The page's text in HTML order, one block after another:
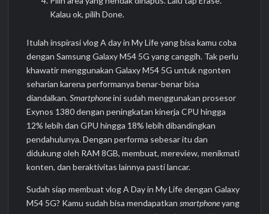
Kalau ok, pilih Done.
Itulah inspirasi vlog A day in My Life yang bisa kamu coba
dengan Samsung Galaxy M54 5G yang canggih. Tak perlu
khawatir menggunakan Galaxy M54 5G untuk ngonten
seharian karena performanya benar-benar bisa
diandalkan.Smartphoneini sudah menggunakan prosesor
Exynos 1380 dengan peningkatan kinerja CPU hingga
12% lebih dan GPU hingga 18% lebih dibandingkan
pendahulunya. Dengan performa sebesar itu dan
didukung oleh RAM 8GB, membuat, mereview, menikmati
konten, dan beraktivitas lainnya pasti lancar.
Sudah siap membuat vlog A Day in My Life dengan Galaxy
M54 5G? Kamu sudah bisa mendapatkansmartphoneyang